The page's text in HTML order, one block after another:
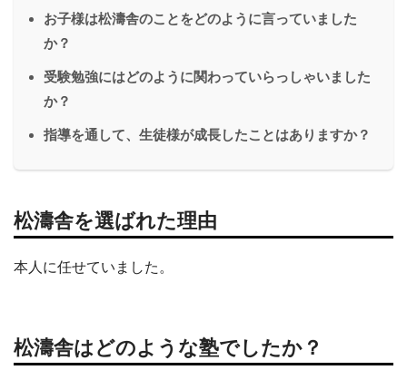
お子様は松濤舎のことをどのように言っていました
か？
受験勉強にはどのように関わっていらっしゃいました
か？
指導を通して、生徒様が成長したことはありますか？
松濤舎を選ばれた理由
本人に任せていました。
松濤舎はどのような塾でしたか？